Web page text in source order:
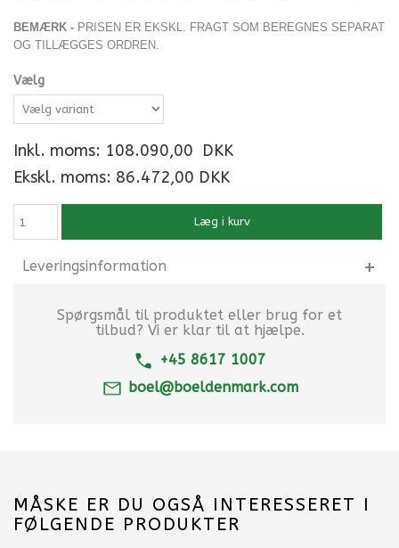
BEMÆRK - PRISEN ER EKSKL. FRAGT SOM BEREGNES SEPARAT
OG TILLÆGGES ORDREN.
Vælg
Inkl. moms: 108.090,00 DKK
Ekskl. moms: 86.472,00 DKK
Læg i kurv
Leveringsinformation
Spørgsmål til produktet eller brug for et
tilbud? Vi er klar til at hjælpe.
+45 8617 1007
boel@boeldenmark.com
MÅSKE ER DU OGSÅ INTERESSERET I
FØLGENDE PRODUKTER